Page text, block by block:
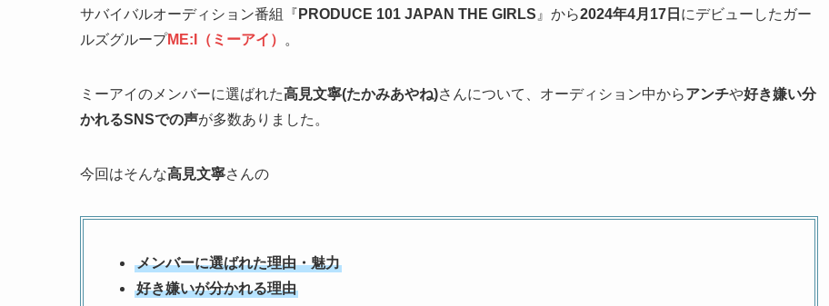
サバイバルオーディション番組『 PRODUCE 101 JAPAN THE GIRLS』から2024年4月17日 にデビューしたガー
ルズグループME:I（ミーアイ） 。
ミーアイのメンバーに選ばれた高見文寧(たかみあやね)さんについて、オーディション中からアンチや好き嫌い分
かれるSNSでの声が多数ありました。
今回はそんな高見文寧さんの
メンバーに選ばれた理由・魅力
好き嫌いが分かれる理由